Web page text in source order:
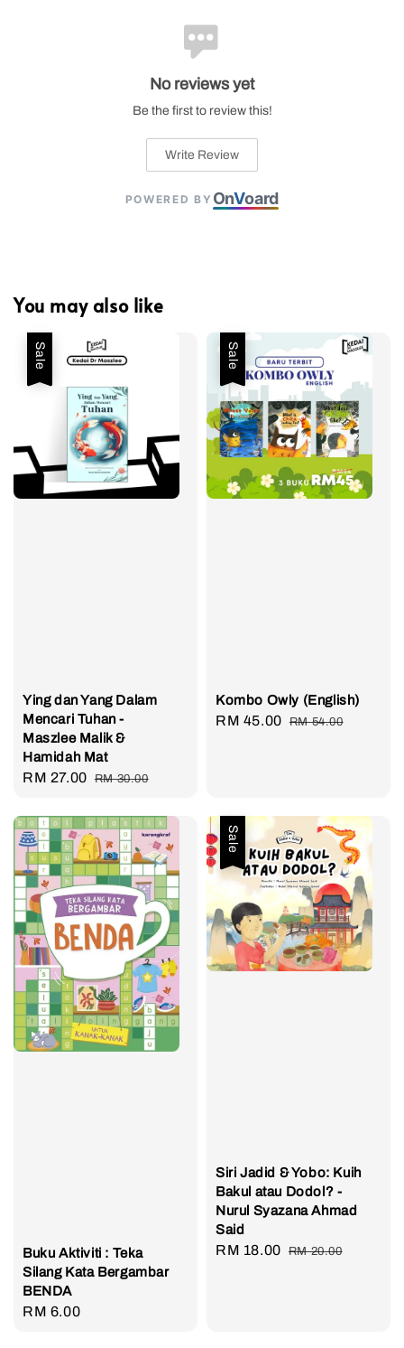
No reviews yet
Be the first to review this!
Write Review
POWERED BY OnVoard
You may also like
Sale
Ying dan Yang Dalam
Mencari Tuhan -
Maszlee Malik &
Hamidah Mat
Sale
RM 27.00 Regular
RM 30.00
Sale
Kombo Owly (English)
Sale
RM 45.00 Regular
RM 54.00
Buku Aktiviti : Teka
Silang Kata Bergambar
BENDA
Regular
RM 6.00
Sale
Siri Jadid & Yobo: Kuih
Bakul atau Dodol? -
Nurul Syazana Ahmad
Said
Sale
RM 18.00 Regular
RM 20.00